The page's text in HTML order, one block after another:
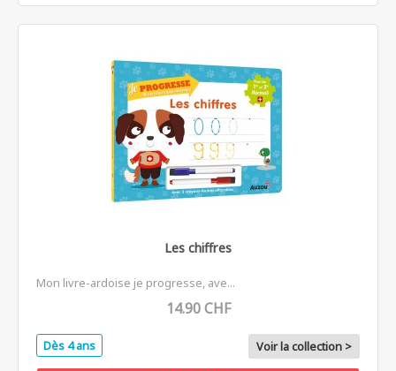
Les chiffres
Mon livre-ardoise je progresse, ave...
14.90 CHF
Dès 4 ans Voir la collection >